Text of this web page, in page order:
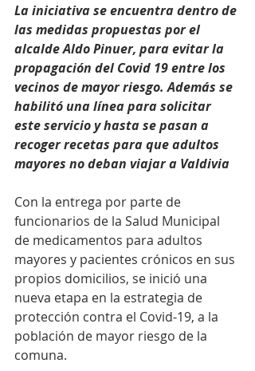
La iniciativa se encuentra dentro de
las medidas propuestas por el
alcalde Aldo Pinuer, para evitar la
propagación del Covid 19 entre los
vecinos de mayor riesgo. Además se
habilitó una línea para solicitar
este servicio y hasta se pasan a
recoger recetas para que adultos
mayores no deban viajar a Valdivia
Con la entrega por parte de
funcionarios de la Salud Municipal
de medicamentos para adultos
mayores y pacientes crónicos en sus
propios domicilios, se inició una
nueva etapa en la estrategia de
protección contra el Covid-19, a la
población de mayor riesgo de la
comuna.